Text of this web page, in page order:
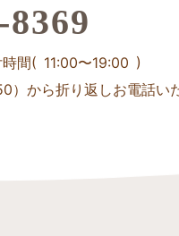
間( 11:00〜19:00 )
から折り返しお電話い